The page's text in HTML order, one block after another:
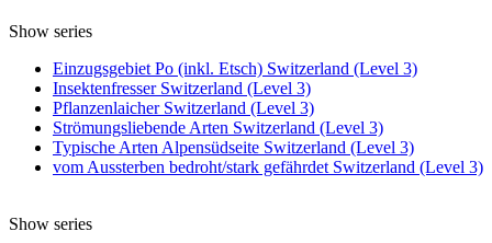
Show series
Einzugsgebiet Po (inkl. Etsch) Switzerland (Level 3)
Insektenfresser Switzerland (Level 3)
Pflanzenlaicher Switzerland (Level 3)
Strömungsliebende Arten Switzerland (Level 3)
Typische Arten Alpensüdseite Switzerland (Level 3)
vom Aussterben bedroht/stark gefährdet Switzerland (Level 3)
Show series